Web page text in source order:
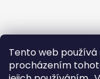
Tento web
procházením
Obchodní podmínky
Comgate
jak